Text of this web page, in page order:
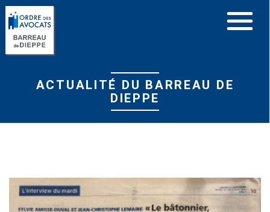
ACTUALITÉ DU BARREAU DE
DIEPPE
Panneau de gestion des cookies